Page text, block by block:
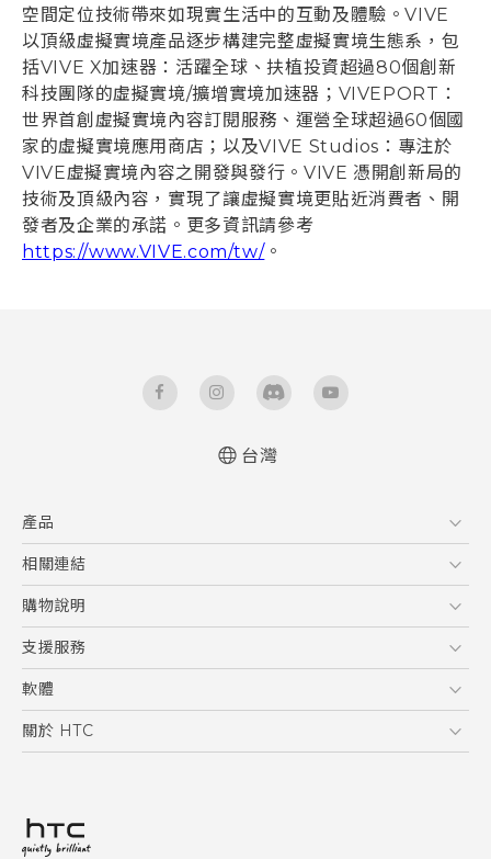
空間定位技術帶來如現實生活中的互動及體驗。VIVE
以頂級虛擬實境產品逐步構建完整虛擬實境生態系，包
括VIVE X加速器：活躍全球、扶植投資超過80個創新
科技團隊的虛擬實境/擴增實境加速器；VIVEPORT：
世界首創虛擬實境內容訂閱服務、運營全球超過60個國
家的虛擬實境應用商店；以及VIVE Studios：專注於
VIVE虛擬實境內容之開發與發行。VIVE 憑開創新局的
技術及頂級內容，實現了讓虛擬實境更貼近消費者、開
發者及企業的承諾。更多資訊請參考
https://www.VIVE.com/tw/。
台灣
產品
5G
智慧型手機
配件
相關連結
HTC Research
購物說明
購物須知
訂單管理
付款方式
支援服務
到府收送維修服務
服務中心資訊
客戶服務佈告欄
軟體
應用程式
HTC Sync Manager
關於 HTC
投資人